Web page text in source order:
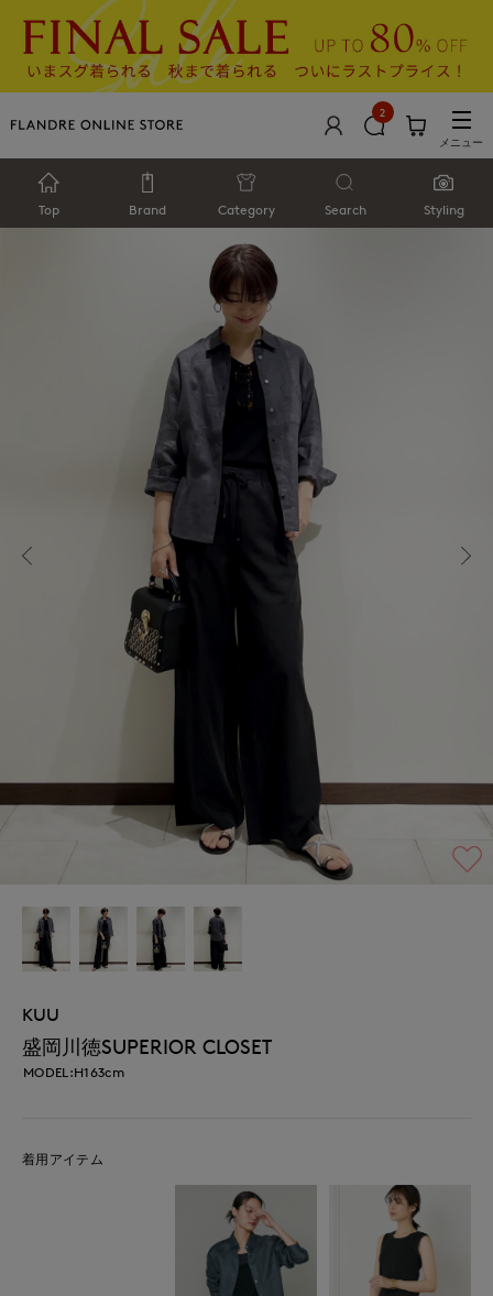
2
メニュー
Top Brand Category Search Styling
KUU
盛岡川徳SUPERIOR CLOSET
MODEL:H163cm
着用アイテム